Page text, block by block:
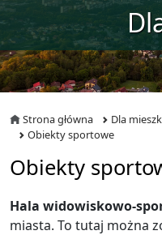
Strona główna Dla
Obiekty sportowe
Obiekty
Hala widowiskowo-
miasta. To tutaj można